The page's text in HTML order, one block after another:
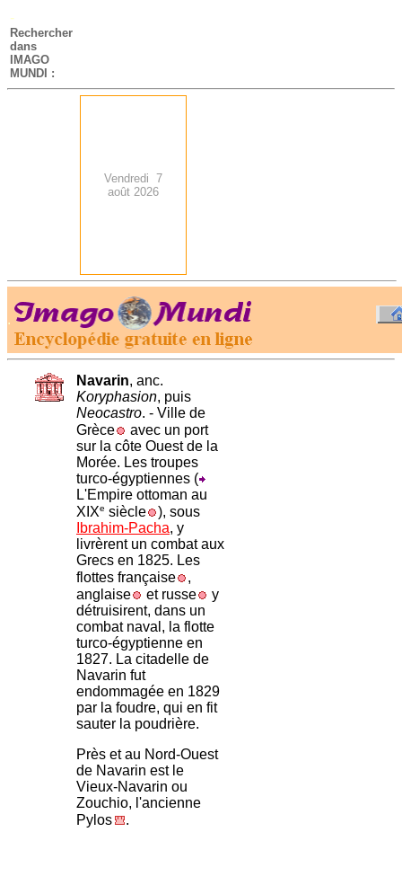
-
Rechercher
dans
IMAGO
MUNDI :
Vendredi 7
août 2026
.
Navarin, anc.
Koryphasion, puis
Neocastro. - Ville de
Grèce
avec un port
sur la côte Ouest de la
Morée. Les troupes
turco-égyptiennes (
L'Empire ottoman au
XIXe siècle
), sous
Ibrahim-Pacha, y
livrèrent un combat aux
Grecs en 1825. Les
flottes française
,
anglaise
et russe
y
détruisirent, dans un
combat naval, la flotte
turco-égyptienne en
1827. La citadelle de
Navarin fut
endommagée en 1829
par la foudre, qui en fit
sauter la poudrière.
Près et au Nord-Ouest
de Navarin est le
Vieux-Navarin ou
Zouchio, l'ancienne
Pylos
.